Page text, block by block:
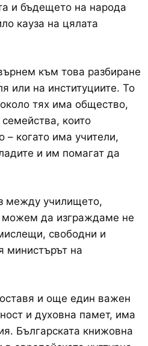
и бъдещето на народа
кауза на цялата
към това разбиране
или на институциите. То
тях има общество,
които
когато има учители,
и им помагат да
между училището,
можем да изграждаме не
свободни и
министърът на
и още един важен
и духовна памет, има
Българската книжовна